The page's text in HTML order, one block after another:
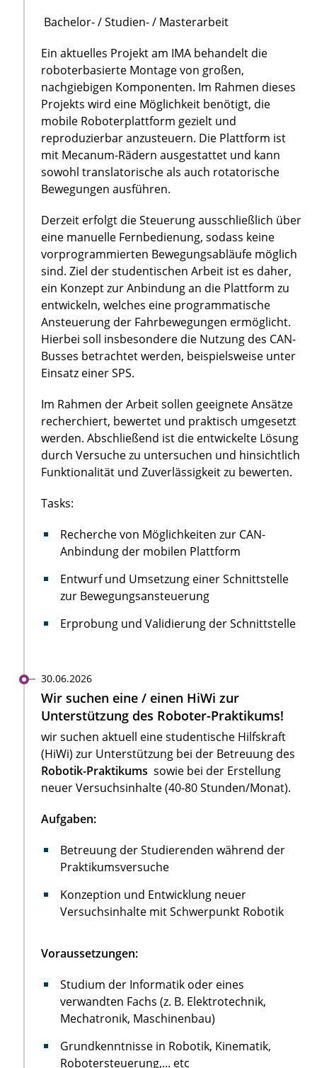
Bachelor- / Studien- / Masterarbeit
Ein aktuelles Projekt am IMA behandelt die
roboterbasierte Montage von großen,
nachgiebigen Komponenten. Im Rahmen dieses
Projekts wird eine Möglichkeit benötigt, die
mobile Roboterplattform gezielt und
reproduzierbar anzusteuern. Die Plattform ist
mit Mecanum-Rädern ausgestattet und kann
sowohl translatorische als auch rotatorische
Bewegungen ausführen.
Derzeit erfolgt die Steuerung ausschließlich über
eine manuelle Fernbedienung, sodass keine
vorprogrammierten Bewegungsabläufe möglich
sind. Ziel der studentischen Arbeit ist es daher,
ein Konzept zur Anbindung an die Plattform zu
entwickeln, welches eine programmatische
Ansteuerung der Fahrbewegungen ermöglicht.
Hierbei soll insbesondere die Nutzung des CAN-
Busses betrachtet werden, beispielsweise unter
Einsatz einer SPS.
Im Rahmen der Arbeit sollen geeignete Ansätze
recherchiert, bewertet und praktisch umgesetzt
werden. Abschließend ist die entwickelte Lösung
durch Versuche zu untersuchen und hinsichtlich
Funktionalität und Zuverlässigkeit zu bewerten.
Tasks:
Recherche von Möglichkeiten zur CAN-
Anbindung der mobilen Plattform
Entwurf und Umsetzung einer Schnittstelle
zur Bewegungsansteuerung
Erprobung und Validierung der Schnittstelle
30.06.2026
Wir suchen eine / einen HiWi zur
Unterstützung des Roboter-Praktikums!
wir suchen aktuell eine studentische Hilfskraft
(HiWi) zur Unterstützung bei der Betreuung des
Robotik-Praktikums sowie bei der Erstellung
neuer Versuchsinhalte (40-80 Stunden/Monat).
Aufgaben:
Betreuung der Studierenden während der
Praktikumsversuche
Konzeption und Entwicklung neuer
Versuchsinhalte mit Schwerpunkt Robotik
Voraussetzungen:
Studium der Informatik oder eines
verwandten Fachs (z. B. Elektrotechnik,
Mechatronik, Maschinenbau)
Grundkenntnisse in Robotik, Kinematik,
Robotersteuerung,... etc